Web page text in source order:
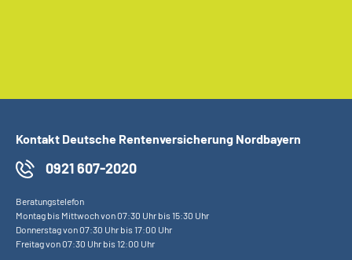
Kontakt Deutsche Rentenversicherung Nordbayern
0921 607-2020
Beratungstelefon
Montag bis Mittwoch von 07:30 Uhr bis 15:30 Uhr
Donnerstag von 07:30 Uhr bis 17:00 Uhr
Freitag von 07:30 Uhr bis 12:00 Uhr